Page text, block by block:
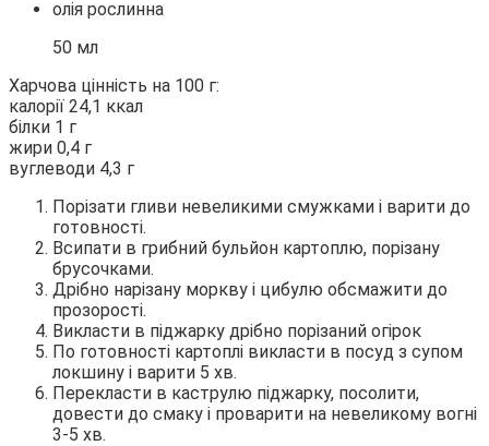
олія рослинна
50 мл
Харчова цінність на 100 г:
калорії 24,1 ккал
білки 1 г
жири 0,4 г
вуглеводи 4,3 г
Порізати гливи невеликими смужками і варити до
готовності.
Всипати в грибний бульйон картоплю, порізану
брусочками.
Дрібно нарізану моркву і цибулю обсмажити до
прозорості.
Викласти в піджарку дрібно порізаний огірок
По готовності картоплі викласти в посуд з супом
локшину і варити 5 хв.
Перекласти в каструлю піджарку, посолити,
довести до смаку і проварити на невеликому вогні
3-5 хв.